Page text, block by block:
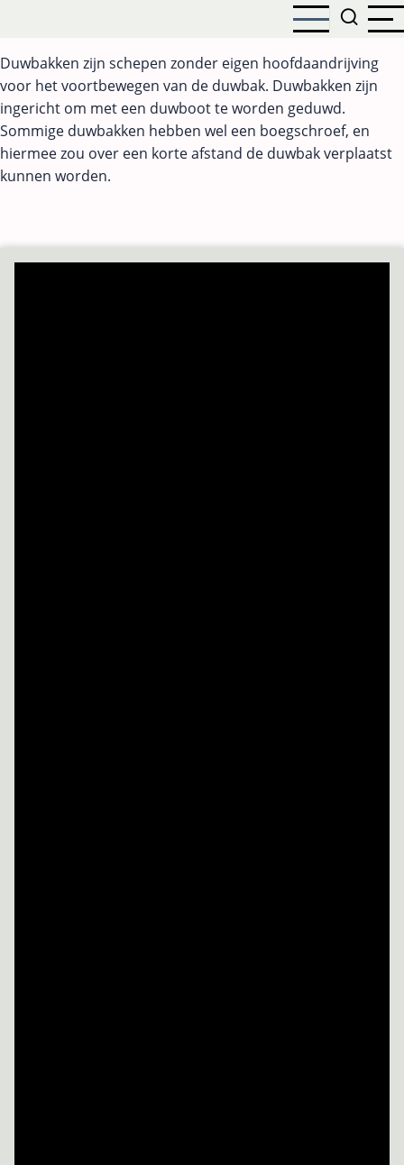
contenu
principal
Duwbakken zijn schepen zonder eigen hoofdaandrijving
voor het voortbewegen van de duwbak. Duwbakken zijn
ingericht om met een duwboot te worden geduwd.
Sommige duwbakken hebben wel een boegschroef, en
hiermee zou over een korte afstand de duwbak verplaatst
kunnen worden.